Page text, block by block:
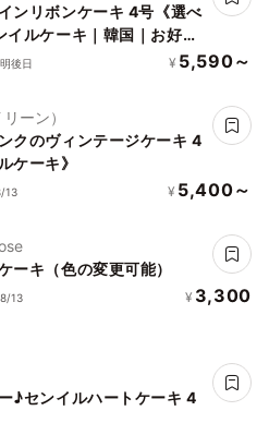
ンリボンケーキ 4号《選べ
イルケーキ｜韓国｜お好き
で✧》
後日 ¥ 5,590～
ーン）
クのヴィンテージケーキ 4
ケーキ》
13 ¥ 5,400～
ーキ（色の変更可能）
13 ¥ 3,300
♪センイルハートケーキ 4